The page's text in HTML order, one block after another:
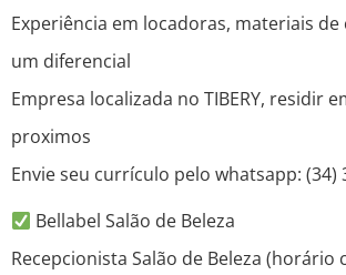
Experiência em locadoras, materiais
um diferencial
Empresa localizada no TIBERY, residir
proximos
Envie seu currículo pelo whatsapp: (34)
Bellabel Salão de Beleza
Recepcionista Salão de Beleza (horário